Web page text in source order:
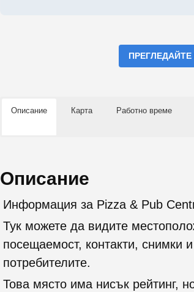
Описание Карта Работно време
Описание
Информация за Pizza & Pub
Тук можете да видите
посещаемост, контакти, снимки
потребителите.
Това място има нисък рейтинг,